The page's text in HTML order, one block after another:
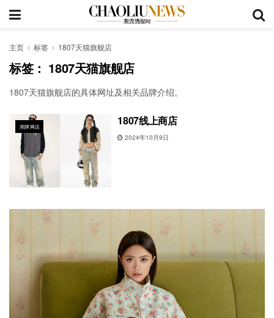
主页 标签 1807天猫旗舰店
标签： 1807天猫旗舰店
1807天猫旗舰店的具体网址及相关品牌介绍。
潮牌网店 1807线上商店
2024年10月9日